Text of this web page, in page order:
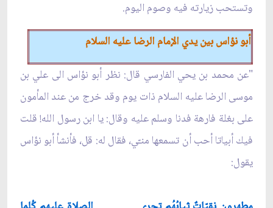
وتستحب زيارته فيه وصوم اليوم.
أبو نؤاس بين يدي الإمام الرضا عليه السلام
"عن محمد بن يحي الفارسي قال: نظر أبو نؤاس الى علي بن
موسى الرضا عليه السلام ذات يوم وقد خرج من عند المأمون
على بغلة فارهة فدنا وسلم عليه وقال: يا ابن رسول الله! قلت
فيك أبياتا أحب أن تسمعها منـّي، فقال له: قل، فأنشأ أبو نؤاس
يقول: